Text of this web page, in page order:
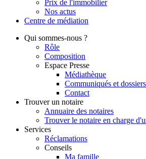
Prix de l'immobilier
Nos actus
Centre de médiation
Qui sommes-nous ?
Rôle
Composition
Espace Presse
Médiathèque
Communiqués et
Contact
Trouver un notaire
Annuaire des notaires
Trouver le notaire en charge
Services
Réclamations
Conseils
Ma famille